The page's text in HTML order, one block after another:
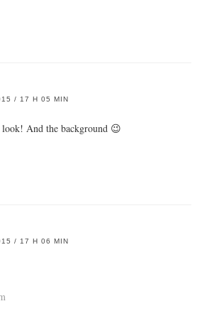
/ 17 H 05 MIN
And the background 😉
/ 17 H 06 MIN